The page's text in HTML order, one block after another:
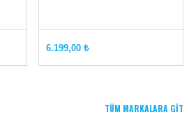
6.199,00 ₺
TÜM MARKALARA GİT